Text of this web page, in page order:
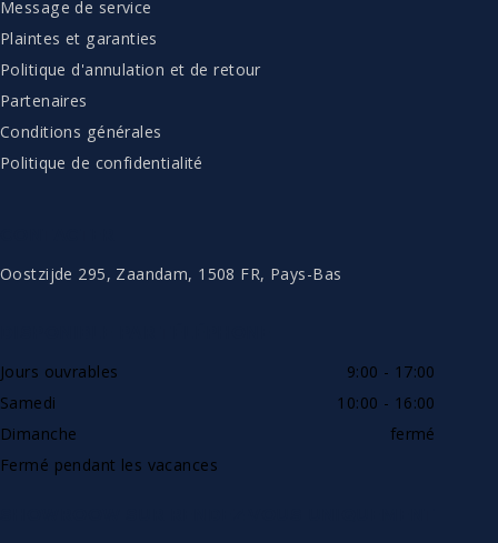
Message de service
Plaintes et garanties
Politique d'annulation et de retour
Partenaires
Conditions générales
Politique de confidentialité
Oostzijde 295, Zaandam, 1508 FR, Pays-Bas
Jours ouvrables
9:00 - 17:00
Samedi
10:00 - 16:00
Dimanche
fermé
Fermé pendant les vacances